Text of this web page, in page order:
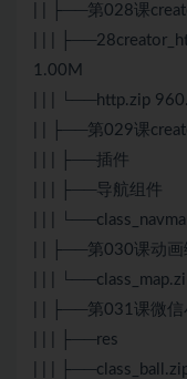
| | ├──第028课
| | |
1.00M
| | | └──http.zip
| | ├──第029课
| | | ├──插件
| | | ├──导航组件
| | |
| | ├──第030课动
| | |
| | ├──第031课微信
| | | ├──res
| | |